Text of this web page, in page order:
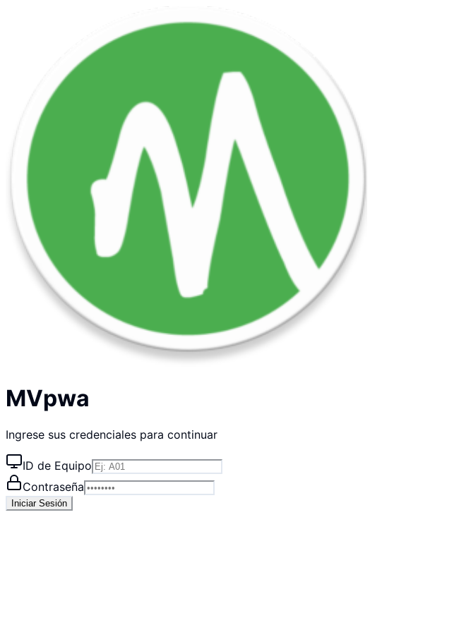
MVpwa
Ingrese sus credenciales para continuar
ID de Equipo
Contraseña
Iniciar Sesión